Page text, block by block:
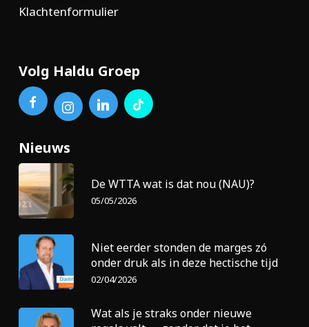
Klachtenformulier
Volg Haldu Groep
Nieuws
De WTTA wat is dat nou (NAU)?
05/05/2026
Niet eerder stonden de marges zó
onder druk als in deze hectische tijd
02/04/2026
Wat als je straks onder nieuwe